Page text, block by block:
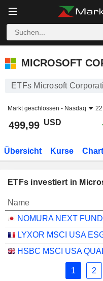
MICROSOFT
MICROSOFT
ETFs Microsoft
Markt geschlossen - Nasdaq
499,99 USD
Übersicht Kurse
ETFs investiert in
Name
1 2